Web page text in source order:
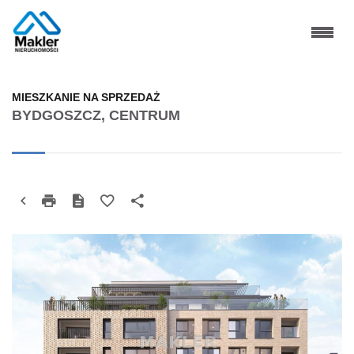
BYDGOSZCZ, CENTRUM
MIESZKANIE NA SPRZEDAŻ